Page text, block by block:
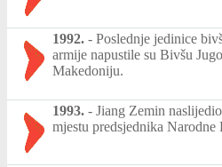
1992. - Poslednje jedinice
armije napustile su Bivšu
Makedoniju.
1993. - Jiang Zemin
mjestu predsjednika